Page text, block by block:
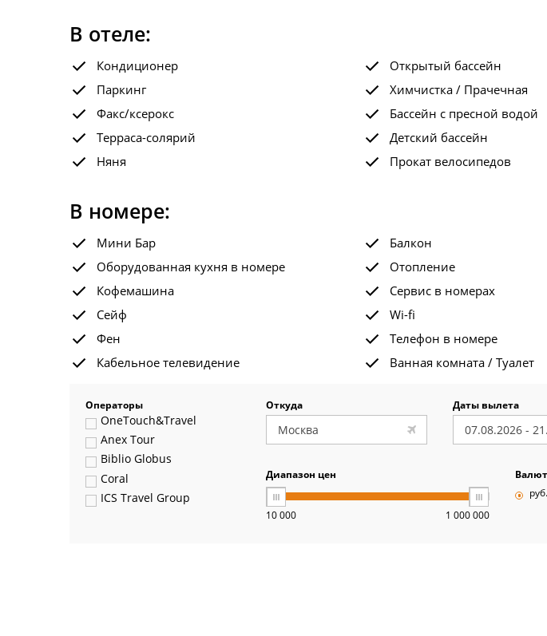
В отеле:
Кондиционер Открытый бассейн
Паркинг
Химчистка / Прачечная
Факс/ксерокс
Бассейн с пресной водой
Терраса-солярий
Детский бассейн
Няня
Прокат велосипедов
В номере:
Мини Бар Балкон
Оборудованная кухня в номере
Отопление
Кофемашина
Сервис в номерах
Сейф
Wi-fi
Фен
Телефон в номере
Кабельное телевидение
Ванная комната / Туалет
Операторы
OneTouch&Travel
Anex Tour
Biblio Globus
Coral
ICS Travel Group
Откуда Даты вылета
Диапазон цен
10 000 1 000 000
руб.